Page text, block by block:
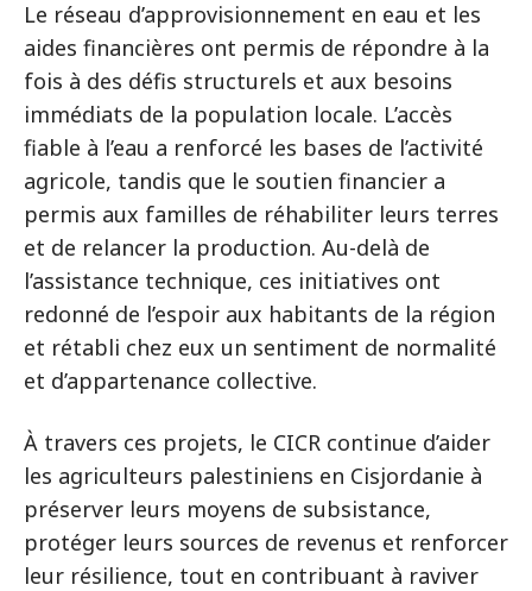
Le réseau d’approvisionnement en eau et les
aides financières ont permis de répondre à la
fois à des défis structurels et aux besoins
immédiats de la population locale. L’accès
fiable à l’eau a renforcé les bases de l’activité
agricole, tandis que le soutien financier a
permis aux familles de réhabiliter leurs terres
et de relancer la production. Au-delà de
l’assistance technique, ces initiatives ont
redonné de l’espoir aux habitants de la région
et rétabli chez eux un sentiment de normalité
et d’appartenance collective.
À travers ces projets, le CICR continue d’aider
les agriculteurs palestiniens en Cisjordanie à
préserver leurs moyens de subsistance,
protéger leurs sources de revenus et renforcer
leur résilience, tout en contribuant à raviver